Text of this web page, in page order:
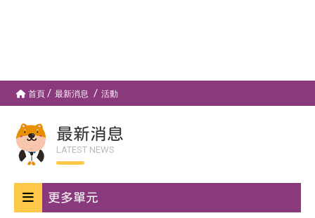
首頁 最新消息 活動
最新消息
LATEST NEWS
更多單元